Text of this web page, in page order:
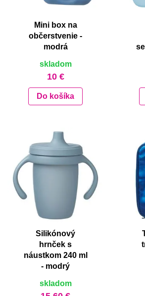
Mini box na
občerstvenie -
modrá
skladom
10 €
Do košíka
Silikónový
hrnček s
náustkom 240 ml
- modrý
skladom